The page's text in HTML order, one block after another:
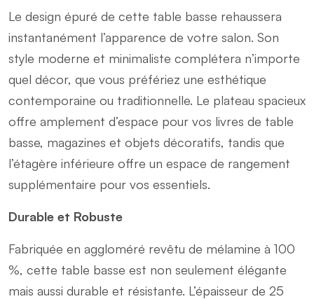
Le design épuré de cette table basse rehaussera
instantanément l’apparence de votre salon. Son
style moderne et minimaliste complétera n’importe
quel décor, que vous préfériez une esthétique
contemporaine ou traditionnelle. Le plateau spacieux
offre amplement d’espace pour vos livres de table
basse, magazines et objets décoratifs, tandis que
l’étagère inférieure offre un espace de rangement
supplémentaire pour vos essentiels.
Durable et Robuste
Fabriquée en aggloméré revêtu de mélamine à 100
%, cette table basse est non seulement élégante
mais aussi durable et résistante. L’épaisseur de 25